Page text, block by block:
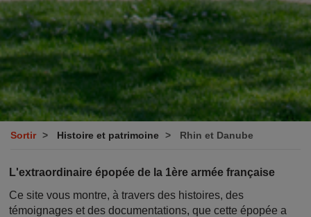
Sortir Histoire et patrimoine Rhin et Danube
L'extraordinaire épopée de la 1ère armée française
Ce site vous montre, à travers des histoires, des
témoignages et des documentations, que cette épopée a